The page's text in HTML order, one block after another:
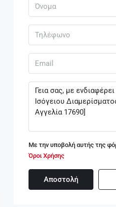
Με την υποβολή αυτής της
Όροι Χρήσης
Αποστολή